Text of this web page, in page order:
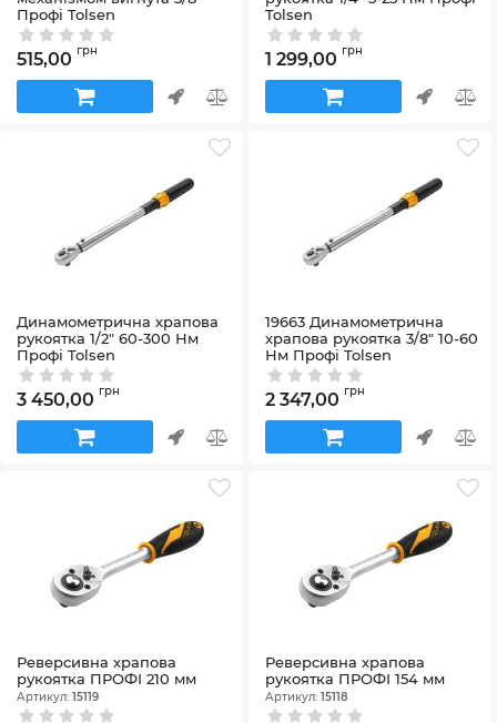
Профі Tolsen
Артикул:16119
515,00 грн
Tolsen
Артикул:19661
1 299,00 грн
Динамометрична храпова
рукоятка 1/2" 60-300 Нм
Профі Tolsen
Артикул:19668
3 450,00 грн
19663 Динамометрична
храпова рукоятка 3/8" 10-60
Нм Профі Tolsen
Артикул:19663
2 347,00 грн
Реверсивна храпова
рукоятка ПРОФІ 210 мм
Артикул: 15119
Реверсивна храпова
рукоятка ПРОФІ 154 мм
Артикул: 15118